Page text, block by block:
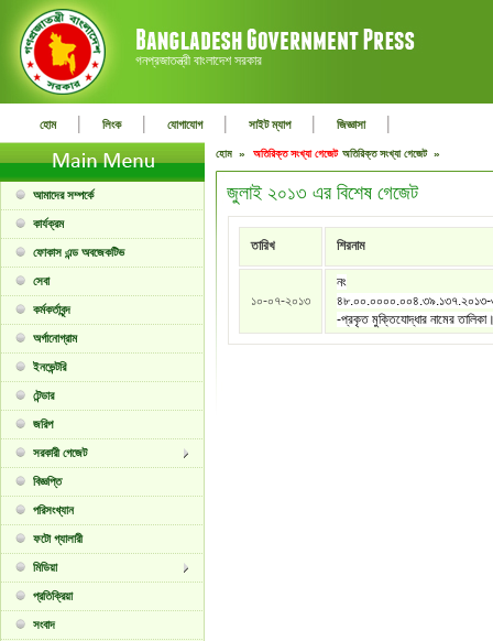
গনপ্রজাতন্ত্রী বাংলাদেশ সরকার
হোম | লিংক | যোগাযোগ | সাইট ম্যাপ | জিজ্ঞাসা |
আমাদের সম্পর্কে
কার্যক্রম
ফোকাস এন্ড অবজেকটিভ
সেবা
কর্মকর্তাবৃন্দ
অর্গানোগ্রাম
ইনভেন্টরি
টেন্ডার
জরিপ
সরকারী গেজেট
বিজ্ঞপ্তি
পরিসংখ্যান
ফটো গ্যালারী
মিডিয়া
প্রতিক্রিয়া
সংবাদ
হোম » অতিরিক্ত সংখ্যা গেজেট অতিরিক্ত সংখ্যা গেজেট »
জুলাই ২০১৩ এর বিশেষ গেজেট
তারিখ শিরনাম
১০-০৭-২০১৩
নং
-প্রকৃত মুক্তিযোদ্ধার নামের